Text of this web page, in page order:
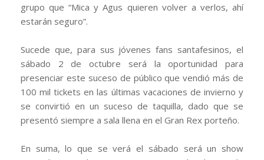
grupo que “Mica y Agus quieren volver a verlos, ahí
estarán seguro”.
Sucede que, para sus jóvenes fans santafesinos, el
sábado 2 de octubre será la oportunidad para
presenciar este suceso de público que vendió más de
100 mil tickets en las últimas vacaciones de invierno y
se convirtió en un suceso de taquilla, dado que se
presentó siempre a sala llena en el Gran Rex porteño.
En suma, lo que se verá el sábado será un show